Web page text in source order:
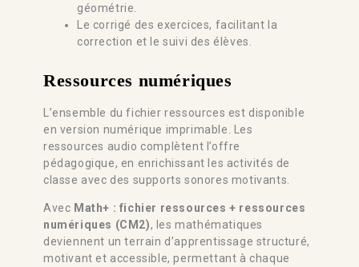
géométrie.
Le corrigé des exercices, facilitant la
correction et le suivi des élèves.
Ressources numériques
L’ensemble du fichier ressources est disponible
en version numérique imprimable. Les
ressources audio complètent l’offre
pédagogique, en enrichissant les activités de
classe avec des supports sonores motivants.
Avec Math+ : fichier ressources + ressources
numériques (CM2), les mathématiques
deviennent un terrain d’apprentissage structuré,
motivant et accessible, permettant à chaque